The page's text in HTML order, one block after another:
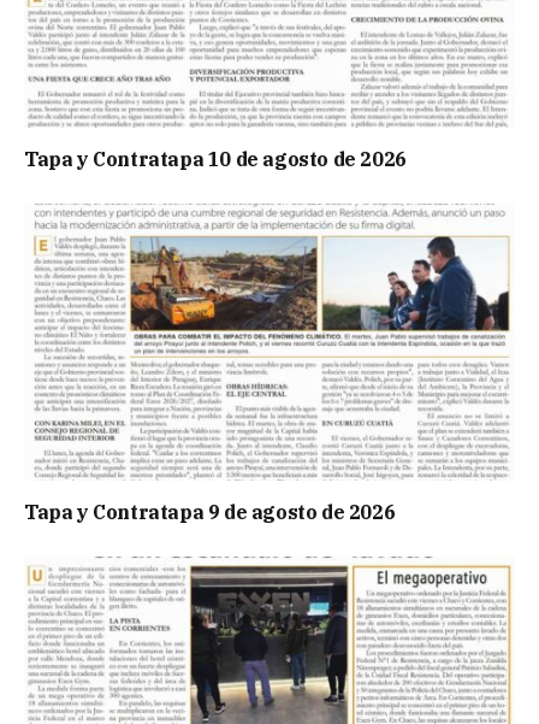
Tapa y Contratapa 10 de agosto de 2026
Tapa y Contratapa 9 de agosto de 2026